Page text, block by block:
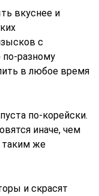
вкуснее и
с
разному
в любое время
по-корейски.
иначе, чем
таким же
и скрасят